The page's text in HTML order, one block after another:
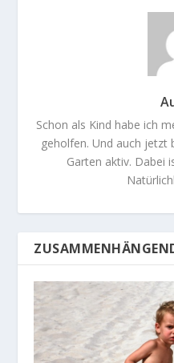
Schon als Kind habe ich
geholfen. Und auch jetzt
Garten aktiv. Dabei